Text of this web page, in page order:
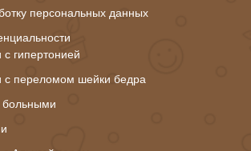
персональных данных
гипертонией
с переломом шейки бедра
больными